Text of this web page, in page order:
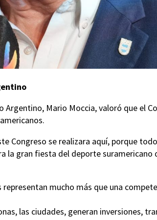
Argentino, Mario Moccia, valoró que el
Congreso se realizara aquí, porque
la gran fiesta del deporte suramericano
mucho más que una
las ciudades, generan inversiones,